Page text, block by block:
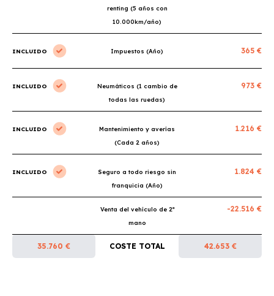
renting (5 años con
10.000km/año)
INCLUIDO Impuestos (Año) 365 €
INCLUIDO
Neumáticos (1 cambio de
todas las ruedas)
973 €
INCLUIDO
Mantenimiento y averías
(Cada 2 años)
1.216 €
INCLUIDO
Seguro a todo riesgo sin
franquicia (Año)
1.824 €
Venta del vehículo de 2ª
mano
-22.516 €
35.760 € COSTE TOTAL 42.653 €